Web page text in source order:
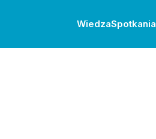
WiedzaSpotkania